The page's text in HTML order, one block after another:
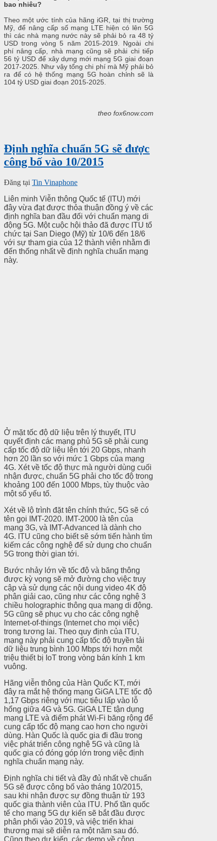
bao nhiêu?
Theo một ước tính của hãng iGR, tại thị trường
Mỹ, để nâng cấp số mạng LTE hiện có lên 5G
thì các nhà mạng nước này sẽ phải bỏ ra 48 tỷ
USD trong vòng 5 năm 2015-2019. Ngoài chi
phí nâng cấp, nhà mạng cũng sẽ phải chi tiếp
56 tỷ USD để xây dựng mới mạng 5G giai đoạn
2017-2025. Như vậy tổng chi phí mà Mỹ phải bỏ
ra để có hệ thống mạng 5G hoàn chỉnh sẽ là
104 tỷ USD giai đoạn 2015-2025.
theo fox6now.com
Định nghĩa chuẩn 5G sẽ được
công bố vào 10/2015
Đăng tại Tin Vinaphone
Liên minh Viễn thông Quốc tế (ITU) mới
đây vừa đạt được thỏa thuận đồng ý về các
định nghĩa ban đầu đối với chuẩn mạng di
động 5G. Một cuộc hội thảo đã được ITU tổ
chức tại San Diego (Mỹ) từ 10/6 đến 18/6
với sự tham gia của 12 thành viên nhằm đi
đến thống nhất về định nghĩa chuẩn mạng
này.
Ở mặt tốc độ dữ liệu trên lý thuyết, ITU
quyết định các mạng phủ 5G sẽ phải cung
cấp tốc độ dữ liệu lên tới 20 Gbps, nhanh
hơn 20 lần so với mức 1 Gbps của mạng
4G. Xét về tốc độ thực mà người dùng cuối
nhận được, chuẩn 5G phải cho tốc độ trong
khoảng 100 đến 1000 Mbps, tùy thuộc vào
một số yếu tố.
Xét về lộ trình đặt tên chính thức, 5G sẽ có
tên gọi IMT-2020. IMT-2000 là tên của
mạng 3G, và IMT-Advanced là dành cho
4G. ITU cũng cho biết sẽ sớm tiến hành tìm
kiếm các công nghệ để sử dụng cho chuẩn
5G trong thời gian tới.
Bước nhảy lớn về tốc độ và băng thông
được kỳ vọng sẽ mở đường cho việc truy
cập và sử dụng các nội dung video 4K độ
phân giải cao, cũng như các công nghệ 3
chiều holographic thông qua mạng di động.
5G cũng sẽ phục vụ cho các công nghệ
Internet-of-things (Internet cho mọi việc)
trong tương lai. Theo quy định của ITU,
mạng này phải cung cấp tốc độ truyền tải
dữ liệu trung bình 100 Mbps tới hơn một
triệu thiết bị IoT trong vòng bán kính 1 km
vuông.
Hãng viễn thông của Hàn Quốc KT, mới
đây ra mắt hệ thống mạng GiGA LTE tốc độ
1,17 Gbps riêng với mục tiêu lấp vào lỗ
hổng giữa 4G và 5G. GiGA LTE tận dụng
mạng LTE và điểm phát Wi-Fi băng rộng để
cung cấp tốc độ mạng cao hơn cho người
dùng. Hàn Quốc là quốc gia đi đầu trong
việc phát triển công nghệ 5G và cũng là
quốc gia có đóng góp lớn trong việc định
nghĩa chuẩn mạng này.
Định nghĩa chi tiết và đầy đủ nhất về chuẩn
5G sẽ được công bố vào tháng 10/2015,
sau khi nhận được sự đồng thuận từ 193
quốc gia thành viên của ITU. Phổ tần quốc
tế cho mạng 5G dự kiến sẽ bắt đầu được
phân phối vào 2019, và việc triển khai
thương mại sẽ diễn ra một năm sau đó.
Cũng theo dự kiến, các demo về công